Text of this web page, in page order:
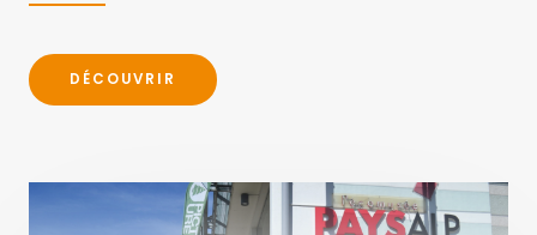
DÉCOUVRIR